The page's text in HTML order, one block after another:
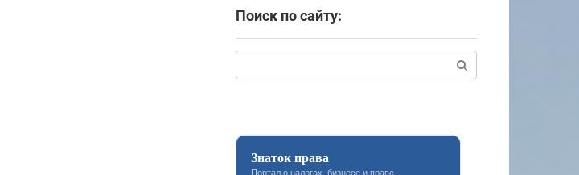
Поиск по сайту:
Знаток права
Портал о налогах, бизнесе и праве